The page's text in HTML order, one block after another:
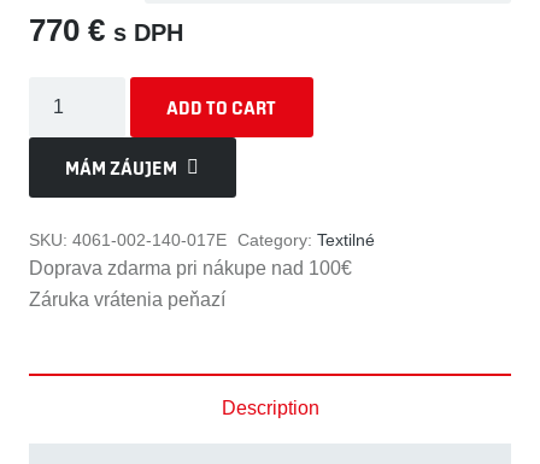
770 € s DPH
Fiery
Red
quantity
ADD TO CART
MÁM ZÁUJEM
SKU: 4061-002-140-017E Category: Textilné
Doprava zdarma pri nákupe nad 100€
Záruka vrátenia peňazí
Description